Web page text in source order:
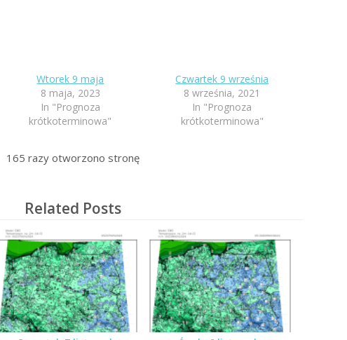
Wtorek 9 maja
8 maja, 2023
In "Prognoza
krótkoterminowa"
Czwartek 9 września
8 września, 2021
In "Prognoza
krótkoterminowa"
165 razy otworzono stronę
Related Posts